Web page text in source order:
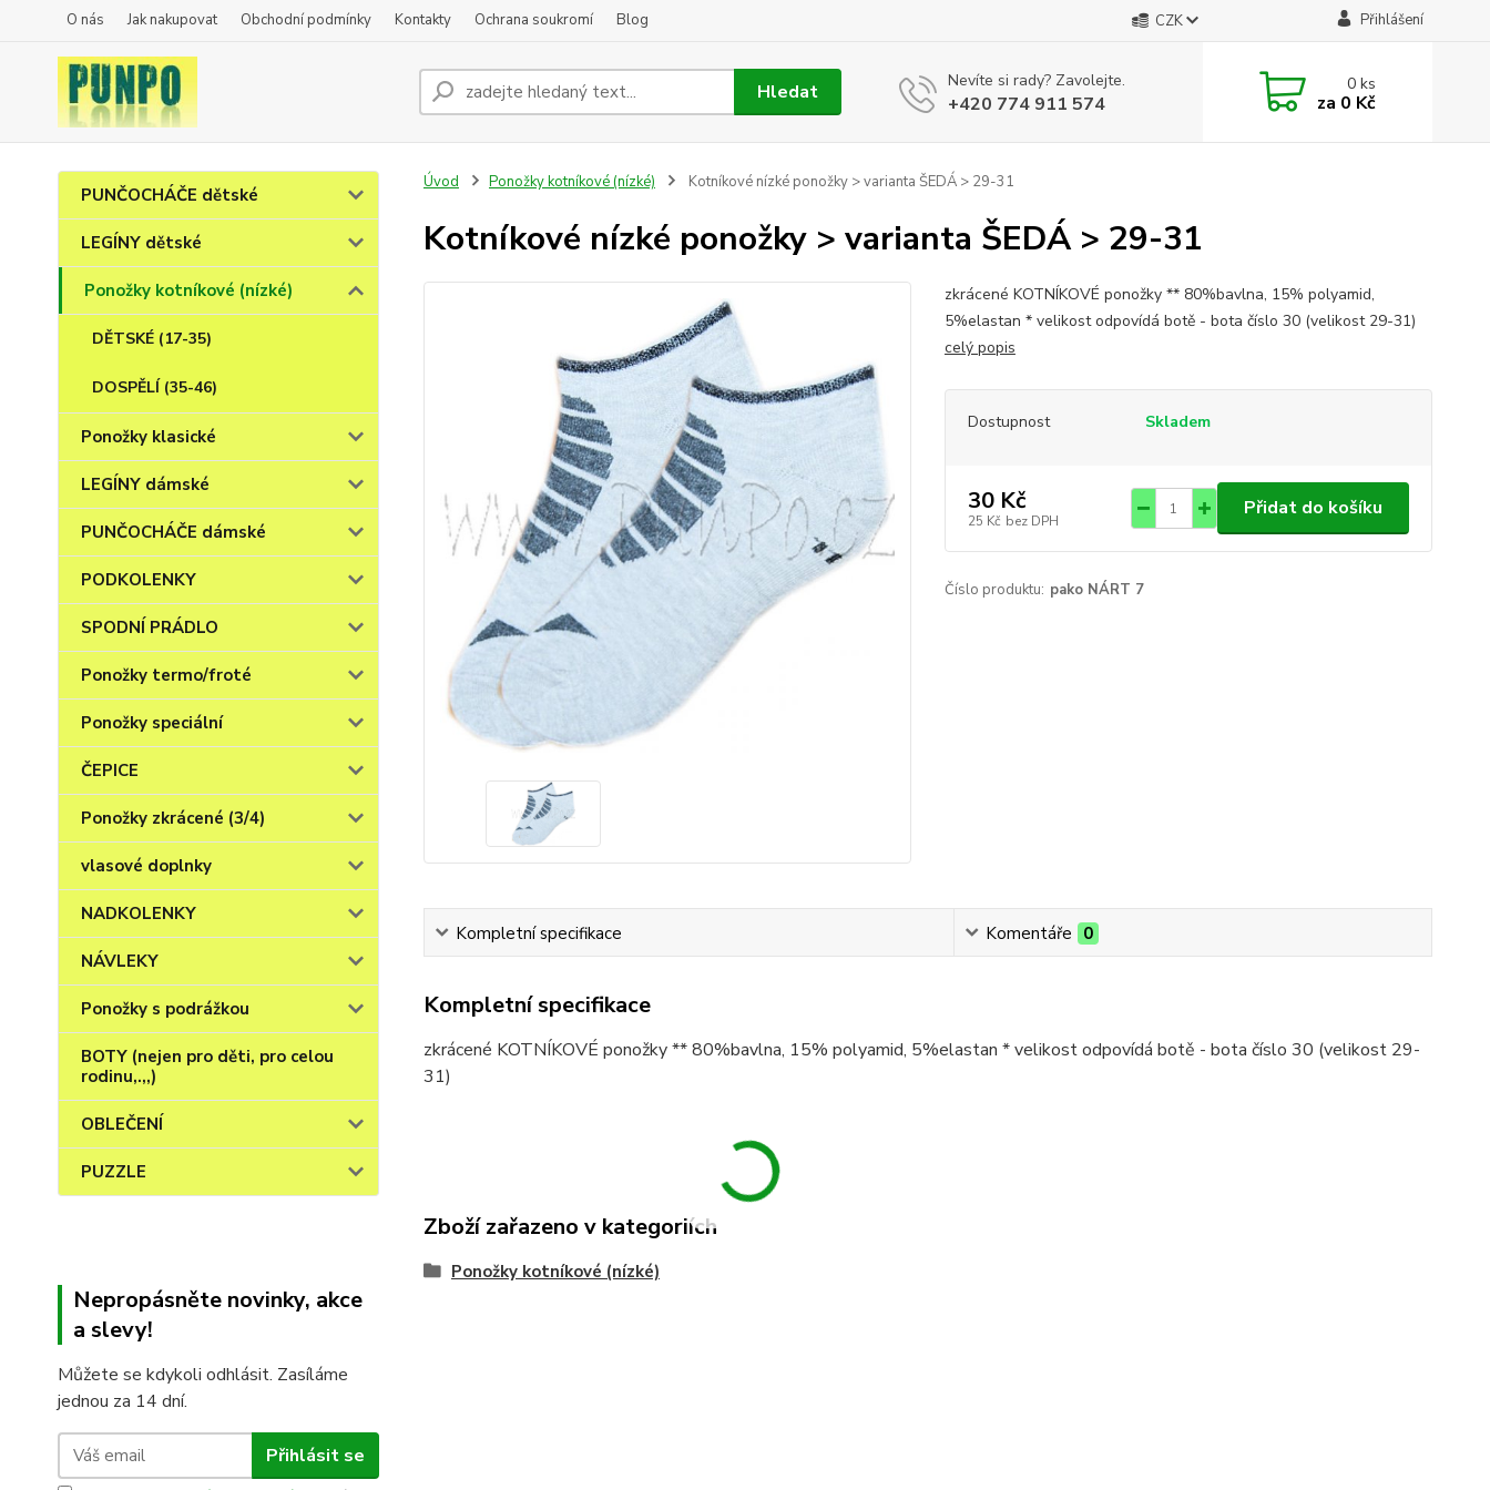
O nás Jak nakupovat Obchodní podmínky Kontakty Ochrana soukromí Blog CZK Přihlášení
Hledat Nevíte si rady? Zavolejte.
+420 774 911 574
0ks
za 0 Kč
PUNČOCHÁČE dětské
LEGÍNY dětské
Ponožky kotníkové (nízké)
DĚTSKÉ (17-35)
DOSPĚLÍ (35-46)
Ponožky klasické
LEGÍNY dámské
PUNČOCHÁČE dámské
PODKOLENKY
SPODNÍ PRÁDLO
Ponožky termo/froté
Ponožky speciální
ČEPICE
Ponožky zkrácené (3/4)
vlasové doplnky
NADKOLENKY
NÁVLEKY
Ponožky s podrážkou
BOTY (nejen pro děti, pro celou
rodinu,.,,)
OBLEČENÍ
PUZZLE
Nepropásněte novinky, akce
a slevy!
Můžete se kdykoli odhlásit. Zasíláme
jednou za 14 dní.
Přihlásit se
Úvod Ponožky kotníkové (nízké) Kotníkové nízké ponožky > varianta ŠEDÁ > 29-31
Kotníkové nízké ponožky > varianta ŠEDÁ > 29-31
zkrácené KOTNÍKOVÉ ponožky ** 80%bavlna, 15% polyamid,
5%elastan * velikost odpovídá botě - bota číslo 30 (velikost 29-31)
celý popis
Dostupnost Skladem
30 Kč
25 Kč bez DPH
Přidat do košíku
Číslo produktu: pako NÁRT 7
Kompletní specifikace Komentáře 0
Kompletní specifikace
zkrácené KOTNÍKOVÉ ponožky ** 80%bavlna, 15% polyamid, 5%elastan * velikost odpovídá botě - bota číslo 30 (velikost 29-
31)
Zboží zařazeno v kategoriích
Ponožky kotníkové (nízké)